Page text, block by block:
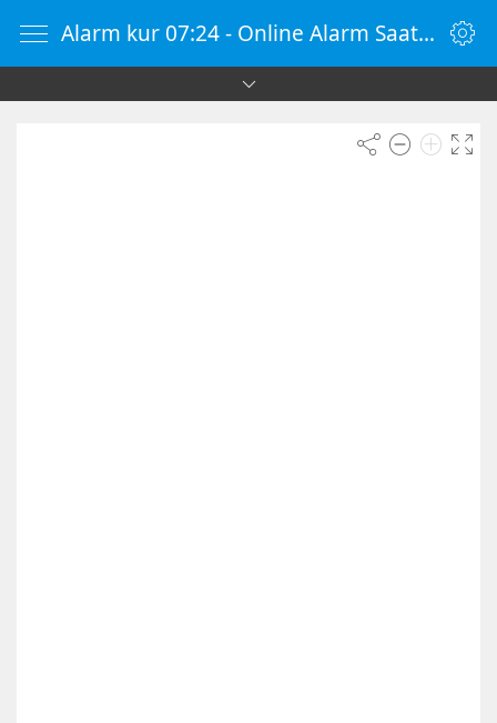
Alarm kur 07:24 - Online Alarm Saati - Alarm Kur